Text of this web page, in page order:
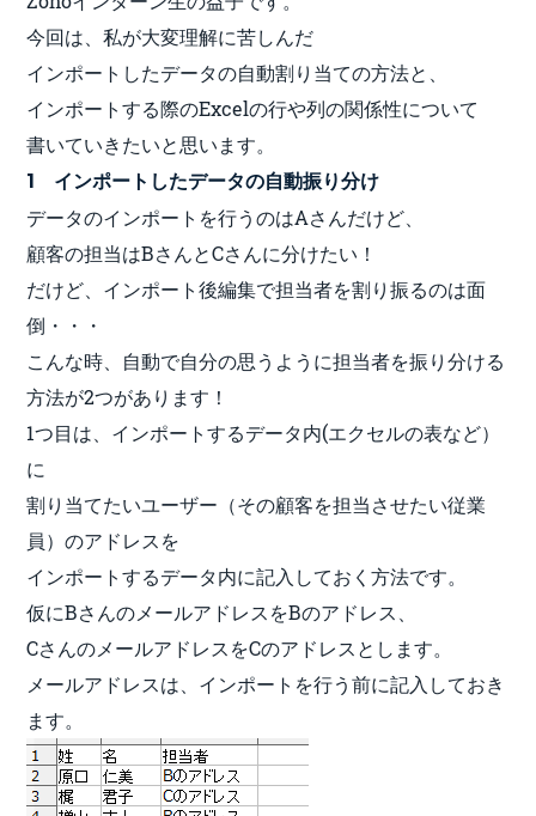
今回は、私が大変理解に苦しんだ
インポートしたデータの自動割り当ての方法と、
インポートする際のExcelの行や列の関係性について
書いていきたいと思います。
1 インポートしたデータの自動振り分け
データのインポートを行うのはAさんだけど、
顧客の担当はBさんとCさんに分けたい！
だけど、インポート後編集で担当者を割り振るのは面
倒・・・
こんな時、自動で自分の思うように担当者を振り分ける
方法が2つがあります！
1つ目は、インポートするデータ内(エクセルの表など）
に
割り当てたいユーザー（その顧客を担当させたい従業
員）のアドレスを
インポートするデータ内に記入しておく方法です。
仮にBさんのメールアドレスをBのアドレス、
CさんのメールアドレスをCのアドレスとします。
メールアドレスは、インポートを行う前に記入しておき
ます。